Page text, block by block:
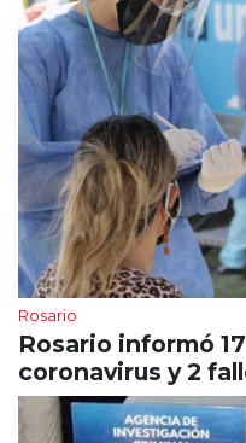
Rosario
Rosario informó
coronavirus y 2